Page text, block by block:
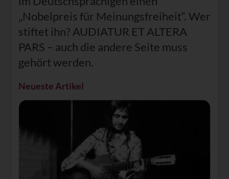
„Nobelpreis für Meinungsfreiheit“. Wer
stiftet ihn? AUDIATUR ET ALTERA
PARS – auch die andere Seite muss
gehört werden.
Neueste Artikel